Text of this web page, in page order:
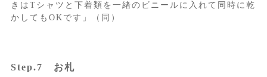
きはTシャツと下着類を一緒のビニールに入れて同時に乾
かしてもOKです」（同）
Step.7 お札